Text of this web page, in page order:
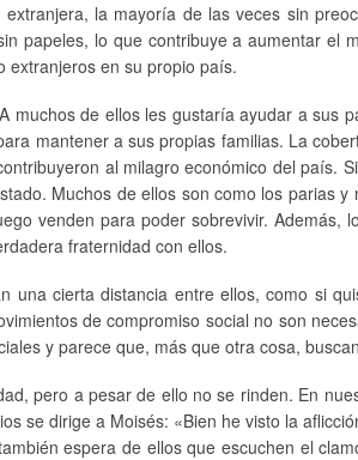
la mayoría de las veces sin
papeles, lo que contribuye a aumentar el
extranjeros en su propio país.
de ellos les gustaría ayudar a sus
mantener a sus propias familias. La
al milagro económico del país.
Muchos de ellos son como los parias
venden para poder sobrevivir. Además,
fraternidad con ellos.
cierta distancia entre ellos, como si
de compromiso social no son
y parece que, más que otra cosa,
pero a pesar de ello no se rinden. En
se dirige a Moisés: «Bien he visto la
espera de ellos que escuchen el